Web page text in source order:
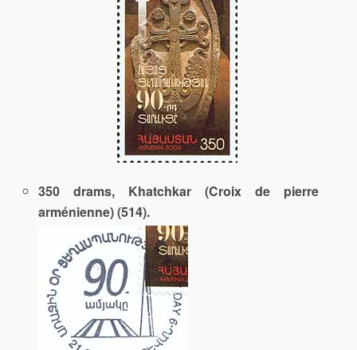
350 drams, Khatchkar (Croix de pierre
arménienne) (514).